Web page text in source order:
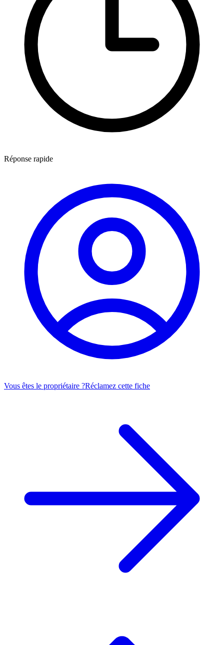
Réponse rapide
Vous êtes le propriétaire ?Réclamez cette fiche